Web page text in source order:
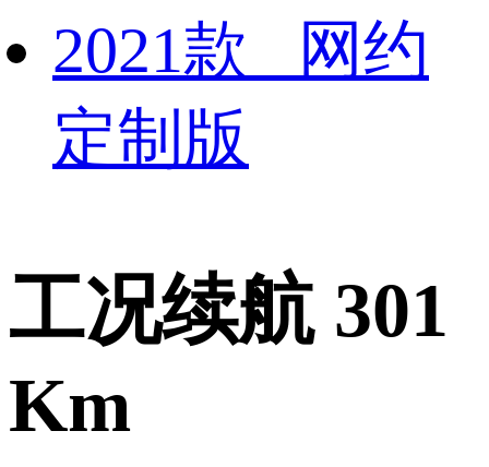
2021款 网约
定制版
工况续航 301
Km